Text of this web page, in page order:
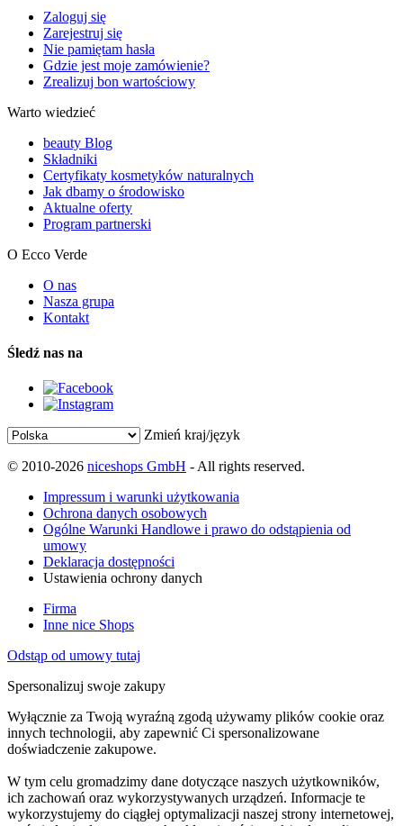
Zaloguj się
Zarejestruj się
Nie pamiętam hasła
Gdzie jest moje zamówienie?
Zrealizuj bon wartościowy
Warto wiedzieć
beauty Blog
Składniki
Certyfikaty kosmetyków naturalnych
Jak dbamy o środowisko
Aktualne oferty
Program partnerski
O Ecco Verde
O nas
Nasza grupa
Kontakt
Śledź nas na
Zmień kraj/język
© 2010-2026 niceshops GmbH - All rights reserved.
Impressum i warunki użytkowania
Ochrona danych osobowych
Ogólne Warunki Handlowe i prawo do odstąpienia od
umowy
Deklaracja dostępności
Ustawienia ochrony danych
Firma
Inne nice Shops
Odstąp od umowy tutaj
Spersonalizuj swoje zakupy
Wyłącznie za Twoją wyraźną zgodą używamy plików cookie oraz
innych technologii, aby zapewnić Ci spersonalizowane
doświadczenie zakupowe.
W tym celu gromadzimy dane dotyczące naszych użytkowników,
ich zachowań oraz wykorzystywanych urządzeń. Informacje te
wykorzystujemy do ciągłej optymalizacji naszej strony internetowej,